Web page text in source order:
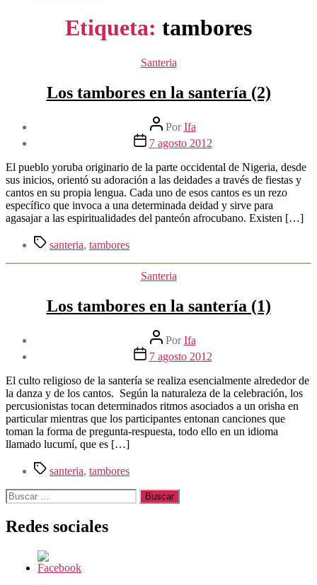
Etiqueta: tambores
Categorías
Santeria
Los tambores en la santería (2)
Autor
de
la
PorIfa
Fecha
la
entrada
7 agosto 2012
El pueblo yoruba originario de la parte occidental de Nigeria, desde
sus inicios, orientó su adoración a las deidades a través de fiestas y
cantos en su propia lengua. Cada uno de esos cantos es un rezo
específico que invoca a una determinada deidad y sirve para
agasajar a las espiritualidades del panteón afrocubano. Existen […]
Etiquetas
santeria, tambores
Categorías
Santeria
Los tambores en la santería (1)
Autor
de
la
PorIfa
Fecha
la
entrada
7 agosto 2012
El culto religioso de la santería se realiza esencialmente alrededor de
la danza y de los cantos. Según la naturaleza de la celebración, los
percusionistas tocan determinados ritmos asociados a un orisha en
particular mientras que los participantes entonan canciones que
toman la forma de pregunta-respuesta, todo ello en un idioma
llamado lucumí, que es […]
Etiquetas
santeria, tambores
Buscar:
Redes sociales